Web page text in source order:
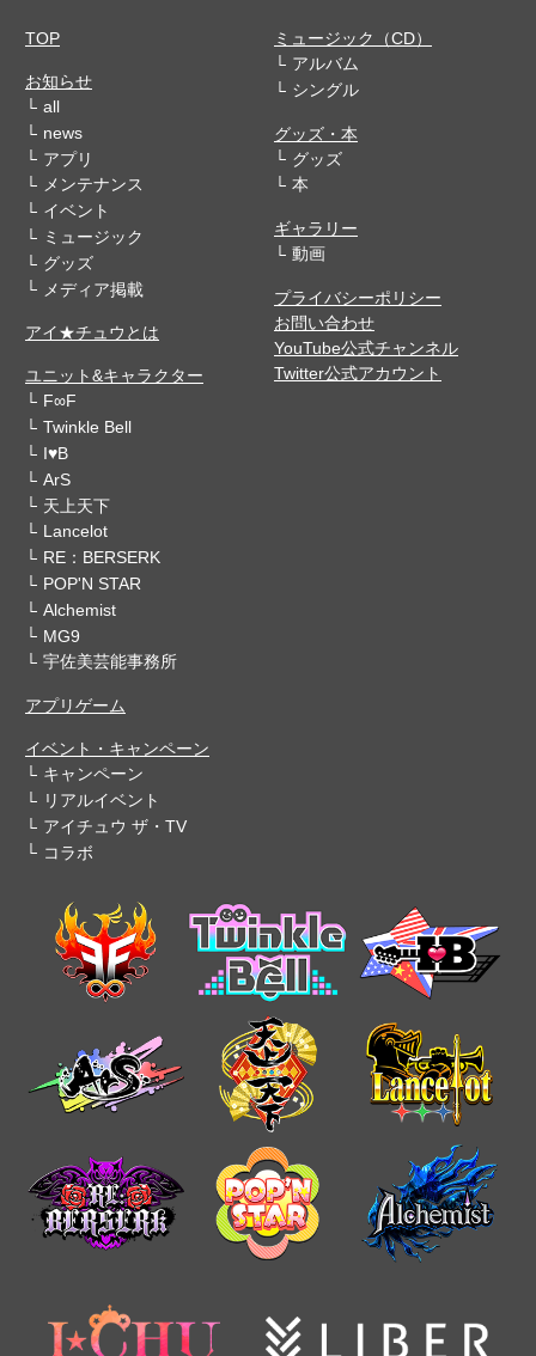
TOP
お知らせ
all
news
アプリ
メンテナンス
イベント
ミュージック
グッズ
メディア掲載
アイ★チュウとは
ユニット&キャラクター
F∞F
Twinkle Bell
I♥B
ArS
天上天下
Lancelot
RE：BERSERK
POP'N STAR
Alchemist
MG9
宇佐美芸能事務所
アプリゲーム
イベント・キャンペーン
キャンペーン
リアルイベント
アイチュウ ザ・TV
コラボ
ミュージック（CD）
アルバム
シングル
グッズ・本
グッズ
本
ギャラリー
動画
プライバシーポリシー
お問い合わせ
YouTube公式チャンネル
Twitter公式アカウント